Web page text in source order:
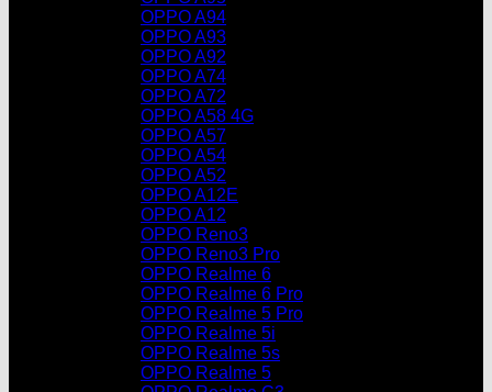
OPPO A94
OPPO A93
OPPO A92
OPPO A74
OPPO A72
OPPO A58 4G
OPPO A57
OPPO A54
OPPO A52
OPPO A12E
OPPO A12
OPPO Reno3
OPPO Reno3 Pro
OPPO Realme 6
OPPO Realme 6 Pro
OPPO Realme 5 Pro
OPPO Realme 5i
OPPO Realme 5s
OPPO Realme 5